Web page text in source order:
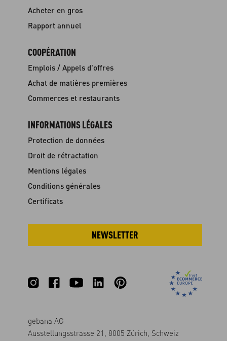
Acheter en gros
Rapport annuel
COOPÉRATION
Emplois / Appels d'offres
Achat de matières premières
Commerces et restaurants
INFORMATIONS LÉGALES
Protection de données
Droit de rétractation
Mentions légales
Conditions générales
Certificats
NEWSLETTER
gebana AG
Ausstellungsstrasse 21, 8005 Zürich, Schweiz